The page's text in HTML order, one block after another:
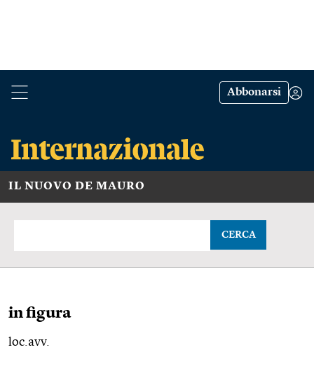
Abbonarsi
IL NUOVO DE MAURO
CERCA
in figura
loc.avv.